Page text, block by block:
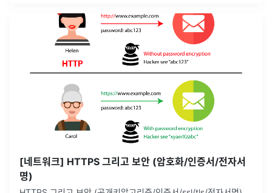
[네트워크] HTTPS 그리고 보안 (암호화/인증서/전자서
명)